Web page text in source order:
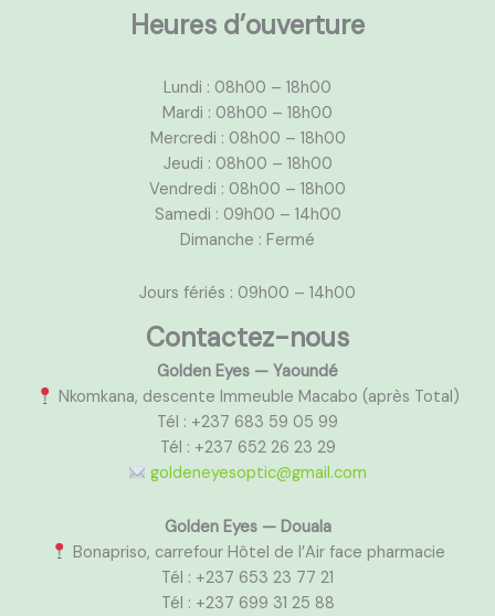
Heures d’ouverture
Lundi : 08h00 – 18h00
Mardi : 08h00 – 18h00
Mercredi : 08h00 – 18h00
Jeudi : 08h00 – 18h00
Vendredi : 08h00 – 18h00
Samedi : 09h00 – 14h00
Dimanche : Fermé
Jours fériés : 09h00 – 14h00
Contactez-nous
Golden Eyes — Yaoundé
Nkomkana, descente Immeuble Macabo (après Total)
Tél : +237 683 59 05 99
Tél : +237 652 26 23 29
goldeneyesoptic@gmail.com
Golden Eyes — Douala
Bonapriso, carrefour Hôtel de l’Air face pharmacie
Tél : +237 653 23 77 21
Tél : +237 699 31 25 88